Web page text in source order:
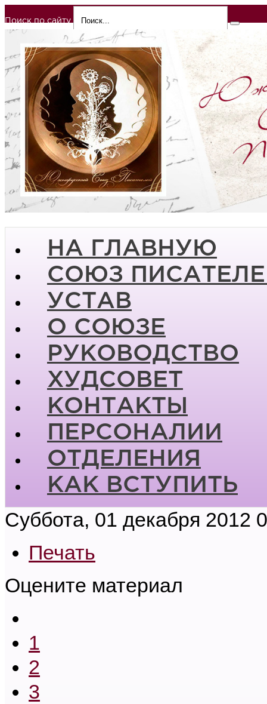
Поиск по сайту
НА ГЛАВНУЮ
СОЮЗ
УСТАВ
О СОЮЗЕ
РУКОВОДСТВО
ХУДСОВЕТ
КОНТАКТЫ
ПЕРСОНАЛИИ
ОТДЕЛЕНИЯ
КАК ВСТУПИТЬ
Суббота, 01 декабря 2012
Печать
Оцените материал
1
2
3